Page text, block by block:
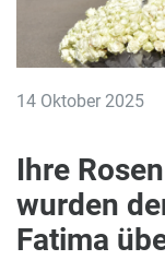
14 Oktober 2025
Ihre
wurden
Fatima